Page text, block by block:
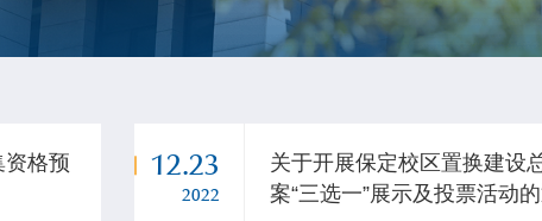
格预
12.23
2022
关于开展保定校区置换建设
案“三选一”展示及投票活动